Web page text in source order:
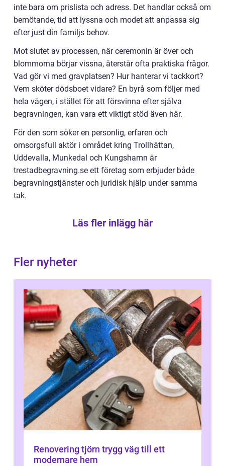
inte bara om prislista och adress. Det handlar också om
bemötande, tid att lyssna och modet att anpassa sig
efter just din familjs behov.
Mot slutet av processen, när ceremonin är över och
blommorna börjar vissna, återstår ofta praktiska frågor.
Vad gör vi med gravplatsen? Hur hanterar vi tackkort?
Vem sköter dödsboet vidare? En byrå som följer med
hela vägen, i stället för att försvinna efter själva
begravningen, kan vara ett viktigt stöd även här.
För den som söker en personlig, erfaren och
omsorgsfull aktör i området kring Trollhättan,
Uddevalla, Munkedal och Kungshamn är
trestadbegravning.se ett företag som erbjuder både
begravningstjänster och juridisk hjälp under samma
tak.
Läs fler inlägg här
Fler nyheter
Renovering tjörn trygg väg till ett
modernare hem